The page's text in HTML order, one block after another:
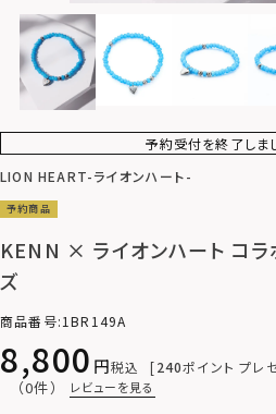
予約受付を終了しま
LION HEART-ライオンハート-
予約商品
KENN × ライオンハート コラ
ズ
商品番号 1BR149A
8,800 税込 240ポイント プレ
（0件） レビューを見る